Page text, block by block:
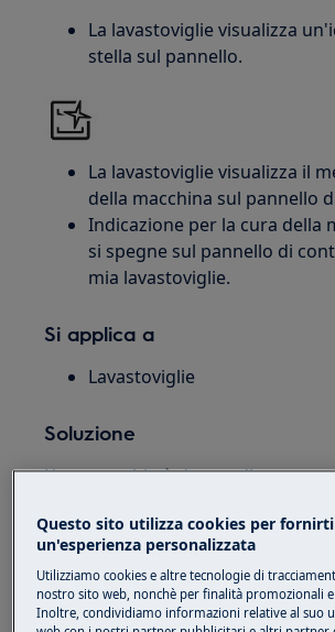
La lavastoviglie visualizza
stella sul pannello.
La lavastoviglie visualizza il
della macchina sul pannello
Indicazione per la cura della
si spegne sul pannello di
mia lavastoviglie.
Si applica a
Lavastoviglie
Soluzione
L'apparecchio è dotato di un
Care”). Questo programma è
lavare l'interno dell'apparecchio
ottimali.
Questo sito utilizza cookies per fornirti
un'esperienza personalizzata
Utilizziamo cookies e altre tecnologie di
nostro sito web, nonchè per finalità promozionali
Inoltre, condividiamo informazioni relative al suo